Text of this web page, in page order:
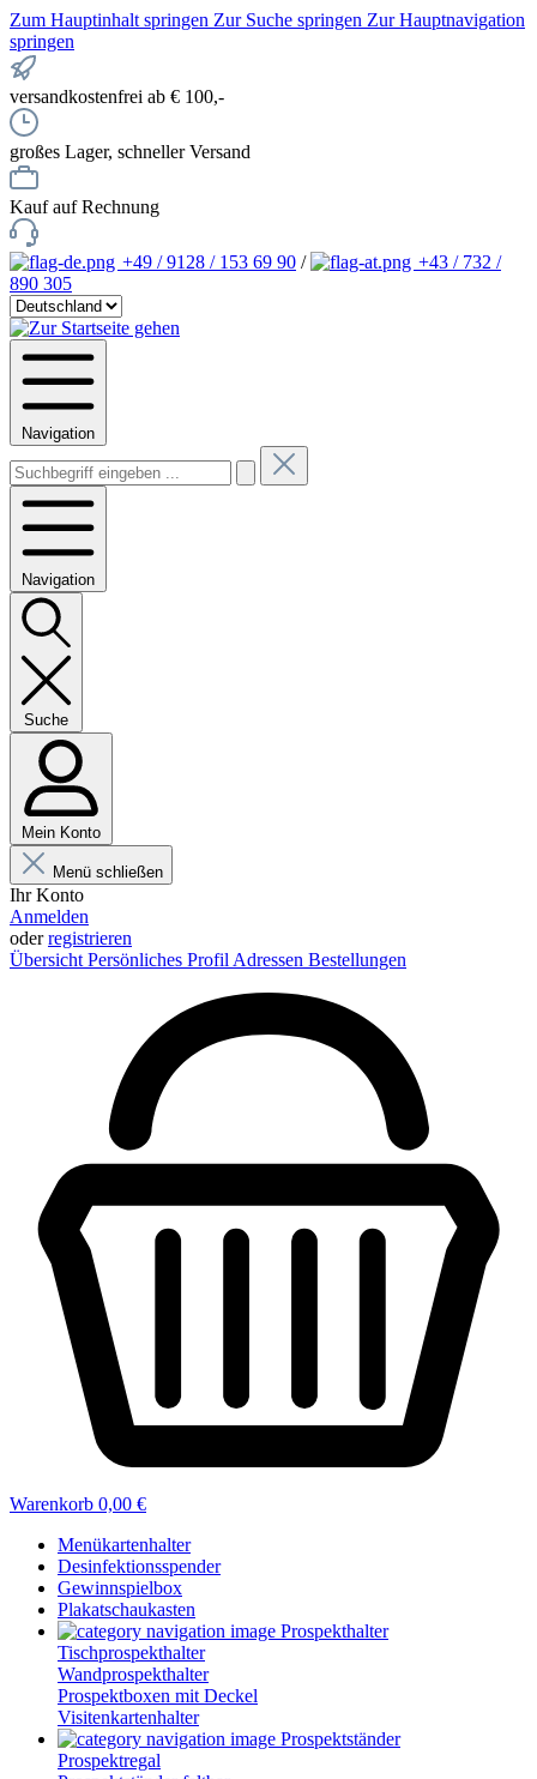
Zum Hauptinhalt springen Zur Suche springen Zur Hauptnavigation
springen
versandkostenfrei ab € 100,-
großes Lager, schneller Versand
Kauf auf Rechnung
+49 / 9128 / 153 69 90 /
+43 / 732 /
890 305
Navigation
Navigation
Suche
Mein Konto
Menü schließen
Ihr Konto
Anmelden
oderregistrieren
Übersicht Persönliches Profil Adressen Bestellungen
Warenkorb 0,00 €
Menükartenhalter
Desinfektionsspender
Gewinnspielbox
Plakatschaukasten
Prospekthalter
Tischprospekthalter
Wandprospekthalter
Prospektboxen mit Deckel
Visitenkartenhalter
Prospektständer
Prospektregal